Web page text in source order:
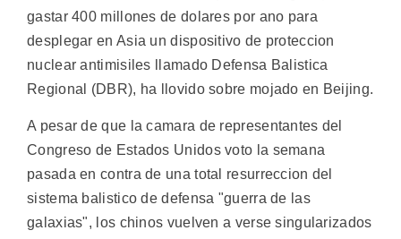
gastar 400 millones de dolares por ano para
desplegar en Asia un dispositivo de proteccion
nuclear antimisiles llamado Defensa Balistica
Regional (DBR), ha llovido sobre mojado en Beijing.
A pesar de que la camara de representantes del
Congreso de Estados Unidos voto la semana
pasada en contra de una total resurreccion del
sistema balistico de defensa "guerra de las
galaxias", los chinos vuelven a verse singularizados